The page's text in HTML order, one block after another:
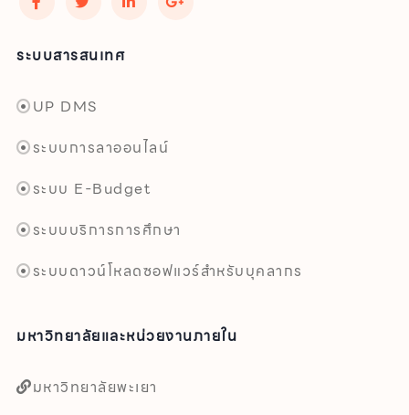
ระบบสารสนเทศ
UP DMS
ระบบการลาออนไลน์
ระบบ E-Budget
ระบบบริการการศึกษา
ระบบดาวน์โหลดซอฟแวร์สำหรับบุคลากร
มหาวิทยาลัยและหน่วยงานภายใน
มหาวิทยาลัยพะเยา